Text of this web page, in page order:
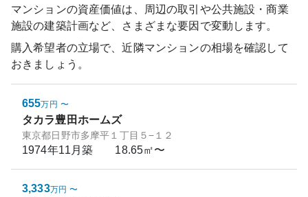
マンションの資産価値は、周辺の取引や公共施設・商業
施設の建築計画など、さまざまな要因で変動します。
購入希望者の立場で、近隣マンションの相場を確認して
おきましょう。
655万円 〜
タカラ豊田ホームズ
東京都日野市多摩平１丁目５−１２
1974年11月築 18.65㎡〜
3,333万円 〜